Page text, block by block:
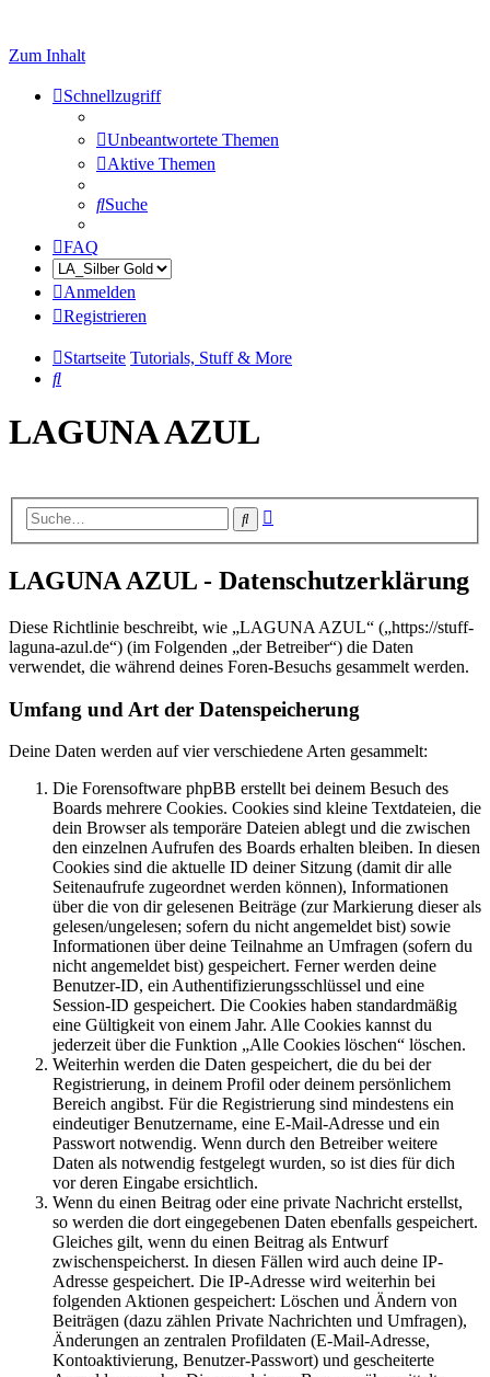
Zum Inhalt
Schnellzugriff
Unbeantwortete Themen
Aktive Themen
Suche
FAQ
Anmelden
Registrieren
Startseite Tutorials, Stuff & More
Suche
LAGUNA AZUL
Suche
LAGUNA AZUL - Datenschutzerklärung
Diese Richtlinie beschreibt, wie „LAGUNA AZUL“ („https://stuff-
laguna-azul.de“) (im Folgenden „der Betreiber“) die Daten
verwendet, die während deines Foren-Besuchs gesammelt werden.
Umfang und Art der Datenspeicherung
Deine Daten werden auf vier verschiedene Arten gesammelt:
Die Forensoftware phpBB erstellt bei deinem Besuch des
Boards mehrere Cookies. Cookies sind kleine Textdateien, die
dein Browser als temporäre Dateien ablegt und die zwischen
den einzelnen Aufrufen des Boards erhalten bleiben. In diesen
Cookies sind die aktuelle ID deiner Sitzung (damit dir alle
Seitenaufrufe zugeordnet werden können), Informationen
über die von dir gelesenen Beiträge (zur Markierung dieser als
gelesen/ungelesen; sofern du nicht angemeldet bist) sowie
Informationen über deine Teilnahme an Umfragen (sofern du
nicht angemeldet bist) gespeichert. Ferner werden deine
Benutzer-ID, ein Authentifizierungsschlüssel und eine
Session-ID gespeichert. Die Cookies haben standardmäßig
eine Gültigkeit von einem Jahr. Alle Cookies kannst du
jederzeit über die Funktion „Alle Cookies löschen“ löschen.
Weiterhin werden die Daten gespeichert, die du bei der
Registrierung, in deinem Profil oder deinem persönlichem
Bereich angibst. Für die Registrierung sind mindestens ein
eindeutiger Benutzername, eine E-Mail-Adresse und ein
Passwort notwendig. Wenn durch den Betreiber weitere
Daten als notwendig festgelegt wurden, so ist dies für dich
vor deren Eingabe ersichtlich.
Wenn du einen Beitrag oder eine private Nachricht erstellst,
so werden die dort eingegebenen Daten ebenfalls gespeichert.
Gleiches gilt, wenn du einen Beitrag als Entwurf
zwischenspeicherst. In diesen Fällen wird auch deine IP-
Adresse gespeichert. Die IP-Adresse wird weiterhin bei
folgenden Aktionen gespeichert: Löschen und Ändern von
Beiträgen (dazu zählen Private Nachrichten und Umfragen),
Änderungen an zentralen Profildaten (E-Mail-Adresse,
Kontoaktivierung, Benutzer-Passwort) und gescheiterte